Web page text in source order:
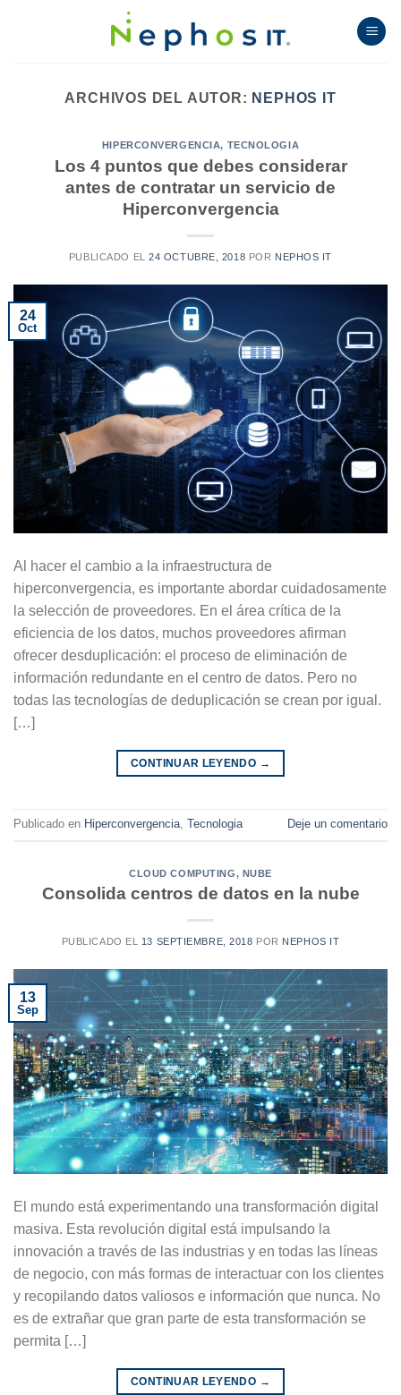
ARCHIVOS DEL AUTOR: NEPHOS IT
HIPERCONVERGENCIA, TECNOLOGIA
Los 4 puntos que debes considerar
antes de contratar un servicio de
Hiperconvergencia
PUBLICADO EL24 OCTUBRE, 2018 POR NEPHOS IT
24
Oct
Al hacer el cambio a la infraestructura de
hiperconvergencia, es importante abordar cuidadosamente
la selección de proveedores. En el área crítica de la
eficiencia de los datos, muchos proveedores afirman
ofrecer desduplicación: el proceso de eliminación de
información redundante en el centro de datos. Pero no
todas las tecnologías de deduplicación se crean por igual.
[…]
CONTINUAR LEYENDO →
Publicado en Hiperconvergencia Tecnologia Deje un comentario
CLOUD COMPUTING, NUBE
Consolida centros de datos en la nube
PUBLICADO EL 13 SEPTIEMBRE, 2018 POR NEPHOS IT
13
Sep
El mundo está experimentando una transformación digital
masiva. Esta revolución digital está impulsando la
innovación a través de las industrias y en todas las líneas
de negocio, con más formas de interactuar con los clientes
y recopilando datos valiosos e información que nunca. No
es de extrañar que gran parte de esta transformación se
permita […]
CONTINUAR LEYENDO →